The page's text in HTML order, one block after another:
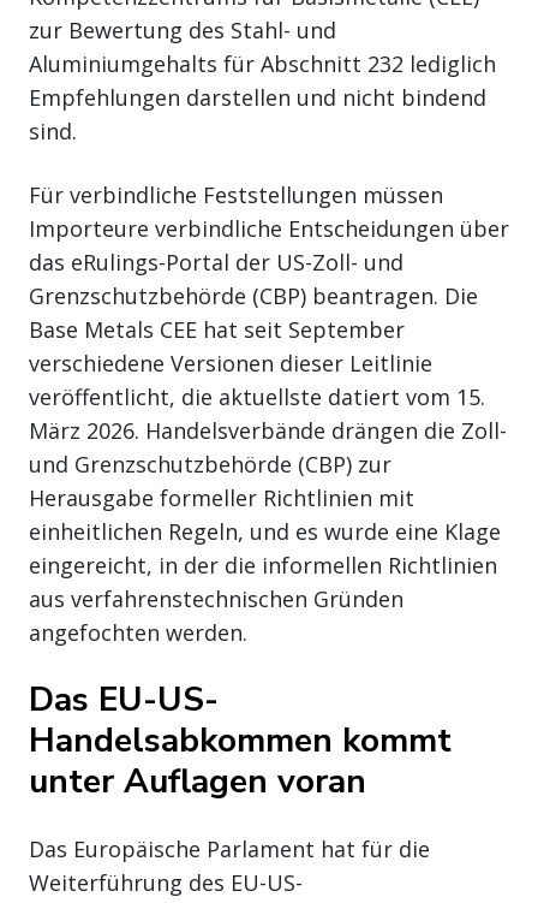
zur Bewertung des Stahl- und
Aluminiumgehalts für Abschnitt 232 lediglich
Empfehlungen darstellen und nicht bindend
sind.
Für verbindliche Feststellungen müssen
Importeure verbindliche Entscheidungen über
das eRulings-Portal der US-Zoll- und
Grenzschutzbehörde (CBP) beantragen. Die
Base Metals CEE hat seit September
verschiedene Versionen dieser Leitlinie
veröffentlicht, die aktuellste datiert vom 15.
März 2026. Handelsverbände drängen die Zoll-
und Grenzschutzbehörde (CBP) zur
Herausgabe formeller Richtlinien mit
einheitlichen Regeln, und es wurde eine Klage
eingereicht, in der die informellen Richtlinien
aus verfahrenstechnischen Gründen
angefochten werden.
Das EU-US-
Handelsabkommen kommt
unter Auflagen voran
Das Europäische Parlament hat für die
Weiterführung des EU-US-